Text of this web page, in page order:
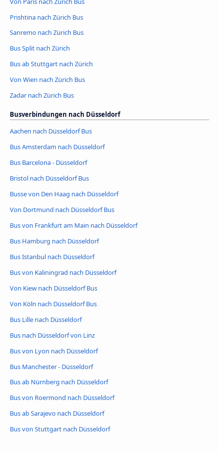
Prishtina nach Zürich Bus
Sanremo nach Zürich Bus
Bus Split nach Zürich
Bus ab Stuttgart nach Zürich
Von Wien nach Zürich Bus
Zadar nach Zürich Bus
Busverbindungen nach Düsseldorf
Aachen nach Düsseldorf Bus
Bus Amsterdam nach Düsseldorf
Bus Barcelona - Düsseldorf
Bristol nach Düsseldorf Bus
Busse von Den Haag nach Düsseldorf
Von Dortmund nach Düsseldorf Bus
Bus von Frankfurt am Main nach Düsseldorf
Bus Hamburg nach Düsseldorf
Bus Istanbul nach Düsseldorf
Bus von Kaliningrad nach Düsseldorf
Von Kiew nach Düsseldorf Bus
Von Köln nach Düsseldorf Bus
Bus Lille nach Düsseldorf
Bus nach Düsseldorf von Linz
Bus von Lyon nach Düsseldorf
Bus Manchester - Düsseldorf
Bus ab Nürnberg nach Düsseldorf
Bus von Roermond nach Düsseldorf
Bus ab Sarajevo nach Düsseldorf
Bus von Stuttgart nach Düsseldorf